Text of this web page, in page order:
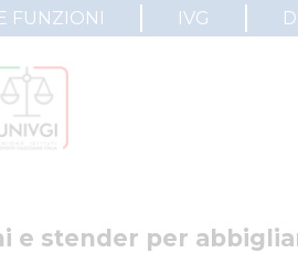
FUNZIONI IVG
e stender per